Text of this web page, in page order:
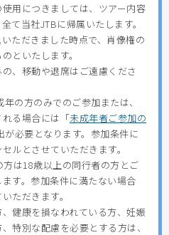
用につきましては、ツアー内容
て当社JTBに帰属いたします。
ただきました時点で、肖像権の
といたします。
、移動や退席はご遠慮くださ
の方のみでのご参加または、
る場合には「未成年者ご参加の
が必要となります。参加条件に
ルとさせていただきます。
は18歳以上の同行者の方とご
す。参加条件に満たない場合
ただきます。
健康を損なわれている方、妊娠
特別な配慮を必要とする方は、